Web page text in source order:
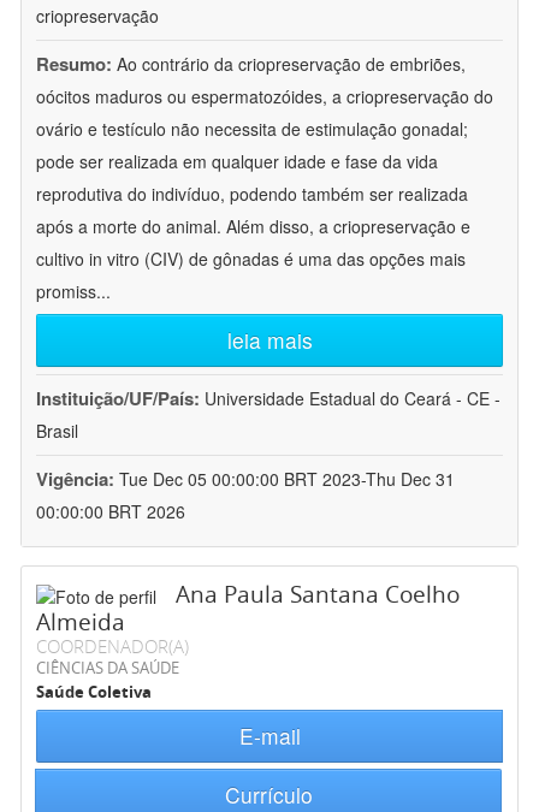
criopreservação
Resumo: Ao contrário da criopreservação de embriões,
oócitos maduros ou espermatozóides, a criopreservação do
ovário e testículo não necessita de estimulação gonadal;
pode ser realizada em qualquer idade e fase da vida
reprodutiva do indivíduo, podendo também ser realizada
após a morte do animal. Além disso, a criopreservação e
cultivo in vitro (CIV) de gônadas é uma das opções mais
promiss...
leia mais
Instituição/UF/País: Universidade Estadual do Ceará - CE -
Brasil
Vigência: Tue Dec 05 00:00:00 BRT 2023-Thu Dec 31
00:00:00 BRT 2026
Ana Paula Santana Coelho
Almeida
COORDENADOR(A)
CIÊNCIAS DA SAÚDE
Saúde Coletiva
E-mail
Currículo